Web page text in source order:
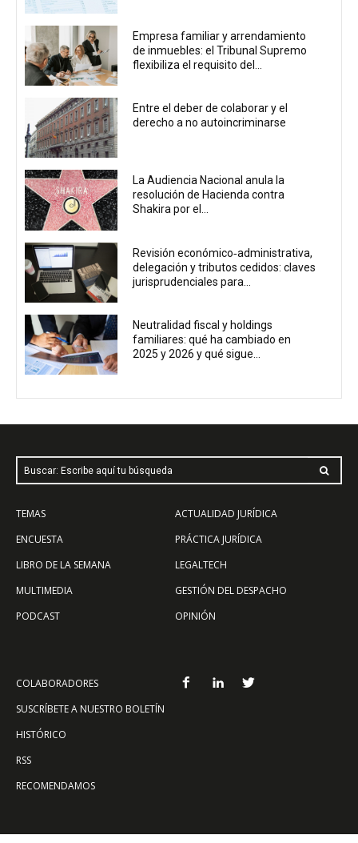
Empresa familiar y arrendamiento
de inmuebles: el Tribunal Supremo
flexibiliza el requisito del...
Entre el deber de colaborar y el
derecho a no autoincriminarse
La Audiencia Nacional anula la
resolución de Hacienda contra
Shakira por el...
Revisión económico‑administrativa,
delegación y tributos cedidos: claves
jurisprudenciales para...
Neutralidad fiscal y holdings
familiares: qué ha cambiado en
2025 y 2026 y qué sigue...
Buscar: Escribe aquí tu búsqueda
TEMAS
ENCUESTA
LIBRO DE LA SEMANA
MULTIMEDIA
PODCAST
ACTUALIDAD JURÍDICA
PRÁCTICA JURÍDICA
LEGALTECH
GESTIÓN DEL DESPACHO
OPINIÓN
COLABORADORES
SUSCRÍBETE A NUESTRO BOLETÍN
HISTÓRICO
RSS
RECOMENDAMOS